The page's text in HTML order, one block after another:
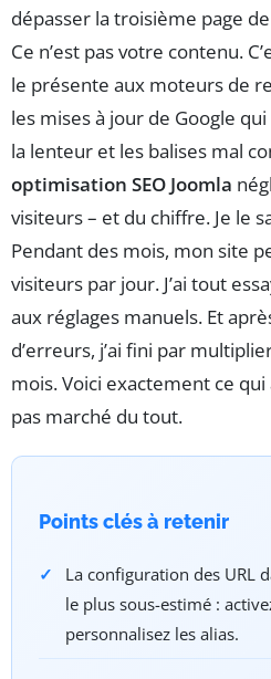
dépasser la troisième page
Ce n’est pas votre contenu.
le présente aux moteurs de
les mises à jour de Google
la lenteur et les balises mal
optimisation SEO Joomla
visiteurs – et du chiffre. Je le
Pendant des mois, mon site
visiteurs par jour. J’ai tout
aux réglages manuels. Et
d’erreurs, j’ai fini par
mois. Voici exactement ce qui
pas marché du tout.
Points clés à retenir
La configuration des URL
le plus sous-estimé :
personnalisez les alias.